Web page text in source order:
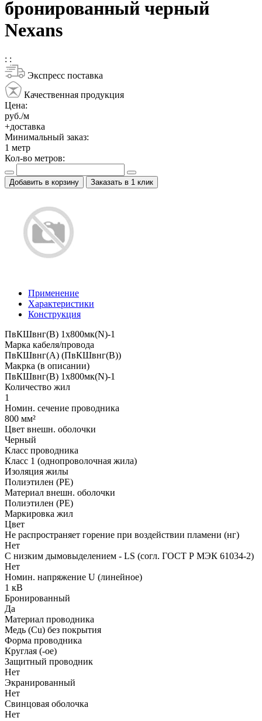
бронированный черный
Nexans
: :
Экспресс поставка
Качественная продукция
Цена:
руб./м
+доставка
Минимальный заказ:
1 метр
Кол-во метров:
Добавить в корзину Заказать в 1 клик
Применение
Характеристики
Конструкция
ПвКШвнг(B) 1x800мк(N)-1
Марка кабеля/провода
ПвКШвнг(А) (ПвКШвнг(B))
Макрка (в описании)
ПвКШвнг(B) 1x800мк(N)-1
Количество жил
1
Номин. сечение проводника
800 мм²
Цвет внешн. оболочки
Черный
Класс проводника
Класс 1 (однопроволочная жила)
Изоляция жилы
Полиэтилен (PE)
Материал внешн. оболочки
Полиэтилен (PE)
Маркировка жил
Цвет
Не распространяет горение при воздействии пламени (нг)
Нет
С низким дымовыделением - LS (согл. ГОСТ Р МЭК 61034-2)
Нет
Номин. напряжение U (линейное)
1 кВ
Бронированный
Да
Материал проводника
Медь (Cu) без покрытия
Форма проводника
Круглая (-ое)
Защитный проводник
Нет
Экранированный
Нет
Свинцовая оболочка
Нет